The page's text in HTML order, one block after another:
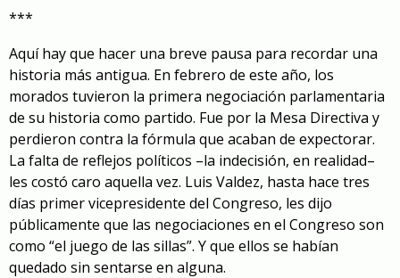
***
Aquí hay que hacer una breve pausa para recordar una
historia más antigua. En febrero de este año, los
morados tuvieron la primera negociación parlamentaria
de su historia como partido. Fue por la Mesa Directiva y
perdieron contra la fórmula que acaban de expectorar.
La falta de reflejos políticos –la indecisión, en realidad–
les costó caro aquella vez. Luis Valdez, hasta hace tres
días primer vicepresidente del Congreso, les dijo
públicamente que las negociaciones en el Congreso son
como “el juego de las sillas”. Y que ellos se habían
quedado sin sentarse en alguna.